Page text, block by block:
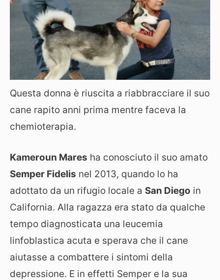
Questa donna è riuscita a riabbracciare il suo
cane rapito anni prima mentre faceva la
chemioterapia.
Kameroun Mares ha conosciuto il suo amato
Semper Fidelis nel 2013, quando lo ha
adottato da un rifugio locale a San Diego in
California. Alla ragazza era stato da qualche
tempo diagnosticata una leucemia
linfoblastica acuta e sperava che il cane
aiutasse a combattere i sintomi della
depressione. E in effetti Semper e la sua